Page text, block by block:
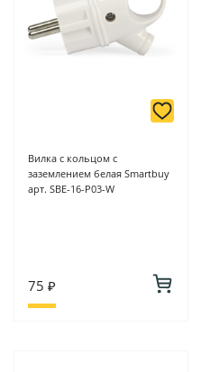
Вилка с кольцом с
заземлением белая Smartbuy
арт. SBE-16-P03-W
75 ₽